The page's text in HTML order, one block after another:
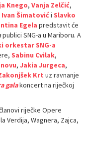
Knego, Vanja Zelčić,
Ivan Šimatovići Slavko
Egela predstavit će
publici SNG-a u Mariboru. A
orkestar SNG-a
Sabinu Cvilak,
, Jakia Jurgeca,
Krt uz ravnanje
galakoncert na riječkoj
riječke Opere
Verdija, Wagnera, Zajca,